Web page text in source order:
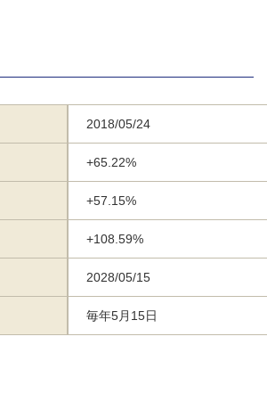
2018/05/24
+65.22%
+57.15%
+108.59%
2028/05/15
毎年5月15日